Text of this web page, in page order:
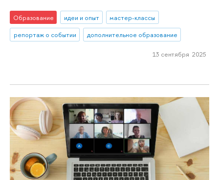
Образование идеи и опыт
мастер-классы
репортаж о событии
дополнительное образование
13 сентября 2025